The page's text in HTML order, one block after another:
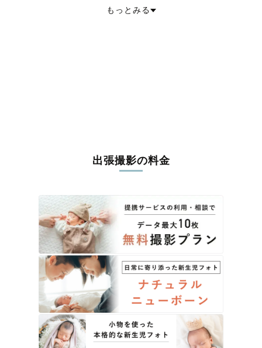
那珂郡東海村久慈郡大子町
もっとみる
出張撮影の料金